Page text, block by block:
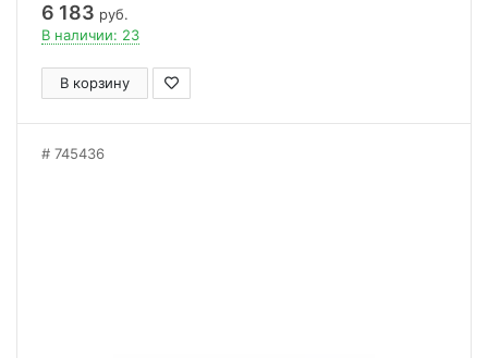
6 183 руб.
В наличии: 23
В корзину
745436